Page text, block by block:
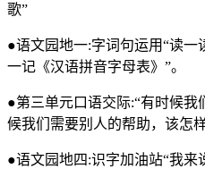
歌”
●语文园地一:字词句运用“读一
一记《汉语拼音字母表》”。
●第三单元口语交际:“有时候我
候我们需要别人的帮助，该怎
●语文园地四:识字加油站“我来